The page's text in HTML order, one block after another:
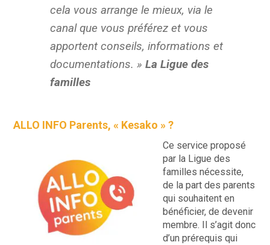
cela vous arrange le mieux, via le
canal que vous préférez et vous
apportent conseils, informations et
documentations. »La Ligue des
familles
ALLO INFO Parents, « Kesako » ?
Ce service proposé
par la Ligue des
familles nécessite,
de la part des parents
qui souhaitent en
bénéficier, de devenir
membre. Il s’agit donc
d’un prérequis qui